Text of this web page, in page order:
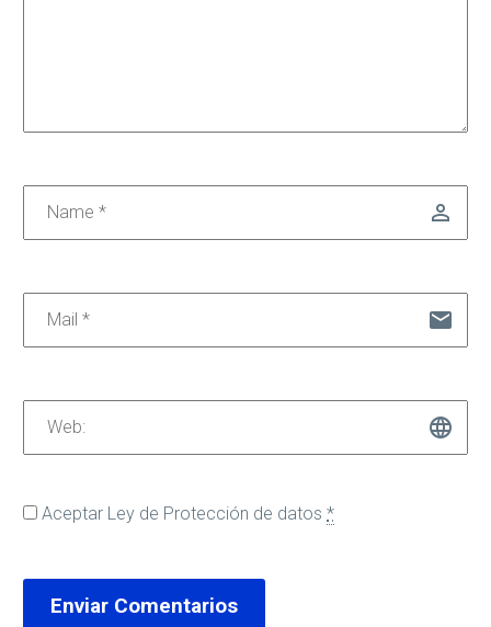
Aceptar Ley de Protección de datos *
Enviar Comentarios